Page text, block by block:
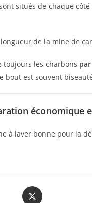
situés de chaque
longueur de la mine de
toujours les charbons
bout est souvent
économique
à laver bonne pour la